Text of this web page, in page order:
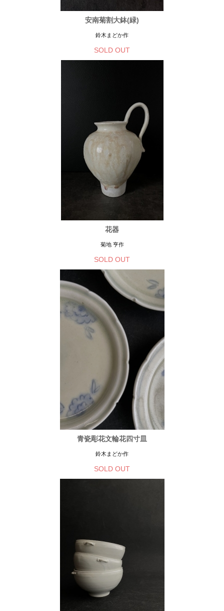
安南菊割大鉢(緑)
鈴木まどか作
SOLD OUT
花器
菊地 亨作
SOLD OUT
青瓷彫花文輪花四寸皿
鈴木まどか作
SOLD OUT